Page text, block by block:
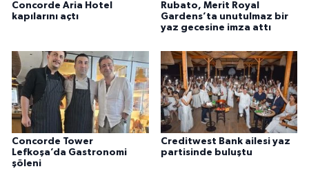
Concorde Aria Hotel
kapılarını açtı
Rubato, Merit Royal
Gardens’ta unutulmaz bir
yaz gecesine imza attı
Concorde Tower
Lefkoşa’da Gastronomi
şöleni
Creditwest Bank ailesi yaz
partisinde buluştu